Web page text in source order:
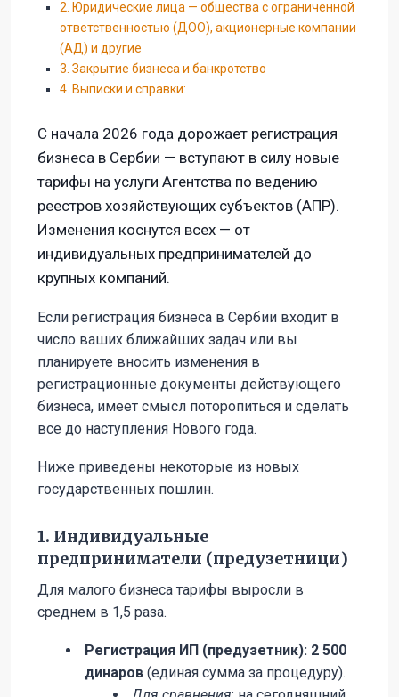
2. Юридические лица — общества с ограниченной
ответственностью (ДОО), акционерные компании
(АД) и другие
3. Закрытие бизнеса и банкротство
4. Выписки и справки:
С начала 2026 года дорожает регистрация
бизнеса в Сербии — вступают в силу новые
тарифы на услуги Агентства по ведению
реестров хозяйствующих субъектов (АПР).
Изменения коснутся всех — от
индивидуальных предпринимателей до
крупных компаний.
Если регистрация бизнеса в Сербии входит в
число ваших ближайших задач или вы
планируете вносить изменения в
регистрационные документы действующего
бизнеса, имеет смысл поторопиться и сделать
все до наступления Нового года.
Ниже приведены некоторые из новых
государственных пошлин.
1. Индивидуальные
предприниматели (предузетници)
Для малого бизнеса тарифы выросли в
среднем в 1,5 раза.
Регистрация ИП (предузетник): 2 500
динаров (единая сумма за процедуру).